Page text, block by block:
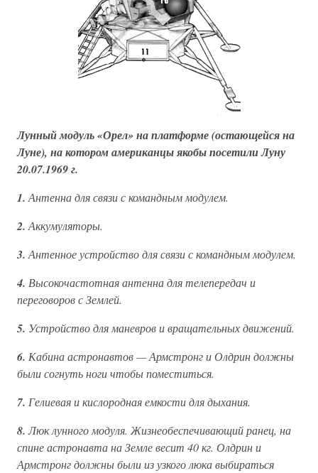
Лунный модуль «Орел» на платформе (остающейся на
Луне), на котором американцы якобы посетили Луну
20.07.1969 г.
1.Антенна для связи с командным модулем.
2.Аккумуляторы.
3.Антенное устройство для связи с командным модулем.
4. Высокочастотная антенна для телепередач и
переговоров с Землей.
5. Устройство для маневров и вращательных движений.
6. Кабина астронавтов — Армстронг и Олдрин должны
были согнуть ноги чтобы поместиться.
7. Гелиевая и кислородная емкости для дыхания.
8.Люк лунного модуля. Жизнеобеспечивающий ранец, на
спине астронавта на Земле весит 40 кг. Олдрин и
Армстронг должны были из узкого люка выбираться